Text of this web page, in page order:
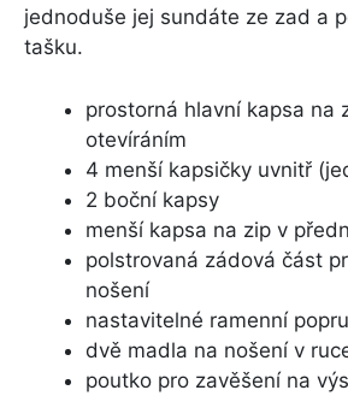
jednoduše jej sundáte ze zad a
tašku.
prostorná hlavní kapsa na
otevíráním
4 menší kapsičky uvnitř
2 boční kapsy
menší kapsa na zip v
polstrovaná zádová část
nošení
nastavitelné ramenní
dvě madla na nošení v
poutko pro zavěšení na